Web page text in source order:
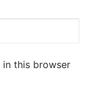
in this browser